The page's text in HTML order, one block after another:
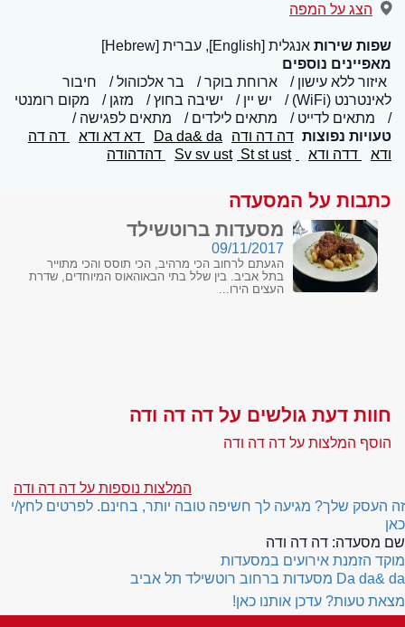
הצג על המפה
שפות שירות אנגלית [English], עברית [Hebrew]
מאפיינים נוספים
איזור ללא עישון
ארוחת בוקר בר אלכוהול
חיבור
לאינטרנט (WiFi)
יש יין ישיבה בחוץ מזגן
מקום רומנטי
מתאים לדייט
מתאים לילדים
מתאים לפגישה
טעויות נפוצות דה דה ודה Da da& da דא דא ודא
דה דה
ודא
דדה ודא St st ust דהדהודה
כתבות על המסעדה
מסעדות ברוטשילד
09/11/2017
הגעתם לרחוב הכי מרהיב, הכי תוסס והכי מתוייר
בתל אביב. בין שלל בתי הבאוהאוס המיוחדים, שדרת
העצים הירו...
חוות דעת גולשים על דה דה ודה
הוסף המלצות על דה דה ודה
המלצות נוספות על דה דה ודה
זה העסק שלך? מגיעה לך חשיפה טובה יותר, בחינם. לפרטים לחץ/י
כאן
שם מסעדה: דה דה ודה
מוקד הזמנת אירועים במסעדות
Da da& da מסעדות ברחוב רוטשילד תל אביב
מצאת טעות? עדכן אותנו כאן!